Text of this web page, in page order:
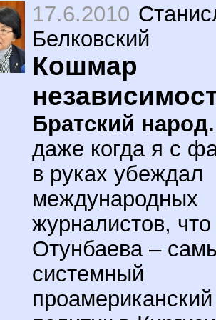
17.6.2010
Белковский
Кошмар
Братский
даже когда я с
в руках убеждал
международных
журналистов,
Отунбаева –
системный
проамериканский